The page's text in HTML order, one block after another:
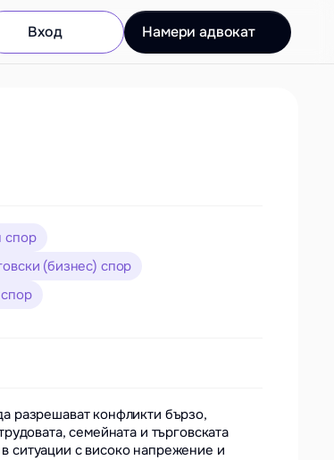
Вход Намери адвокат
спор
(бизнес) спор
разрешават конфликти бързо,
семейната и търговската
ситуации с високо напрежение и